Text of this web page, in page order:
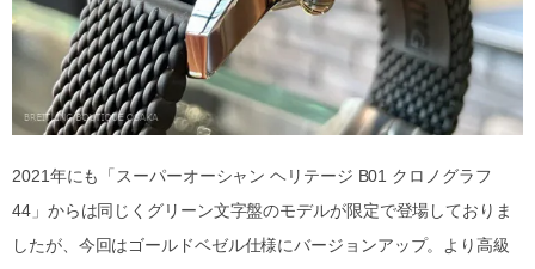
2021年にも「スーパーオーシャン ヘリテージ B01 クロノグラフ
44」からは同じくグリーン文字盤のモデルが限定で登場しておりま
したが、今回はゴールドベゼル仕様にバージョンアップ。より高級